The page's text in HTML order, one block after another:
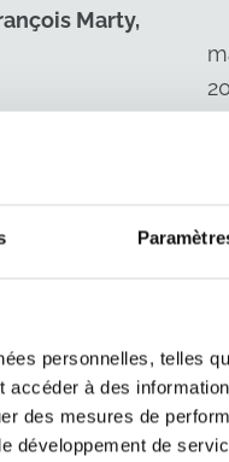
personnelles, telles
à des
des mesures de
développement de
Marty,
Marty,
2026